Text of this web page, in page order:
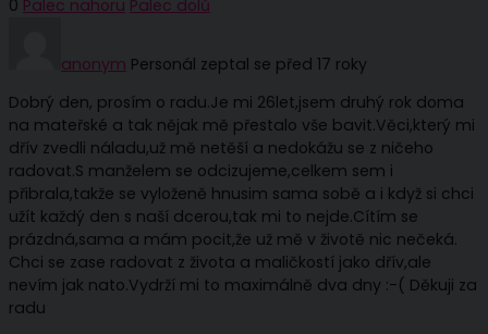
0 Palec nahoru Palec dolů
anonym Personál zeptal se před 17 roky
Dobrý den, prosím o radu.Je mi 26let,jsem druhý rok doma
na mateřské a tak nějak mě přestalo vše bavit.Věci,který mi
dřív zvedli náladu,už mě netěší a nedokážu se z ničeho
radovat.S manželem se odcizujeme,celkem sem i
přibrala,takže se vyloženě hnusim sama sobě a i když si chci
užít každý den s naší dcerou,tak mi to nejde.Cítím se
prázdná,sama a mám pocit,že už mě v životě nic nečeká.
Chci se zase radovat z života a maličkostí jako dřív,ale
nevím jak nato.Vydrží mi to maximálně dva dny :-( Děkuji za
radu